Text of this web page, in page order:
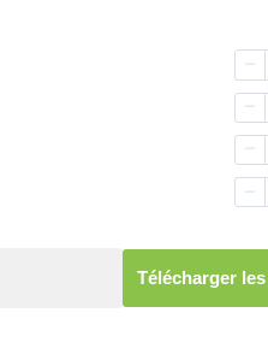
Télécharger